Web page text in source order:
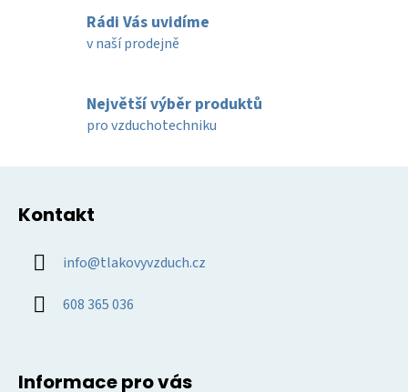
í
k
y
Rádi Vás uvidíme
v naší prodejně
Největší výběr produktů
pro vzduchotechniku
Kontakt
info@tlakovyvzduch.cz
608 365 036
Informace pro vás